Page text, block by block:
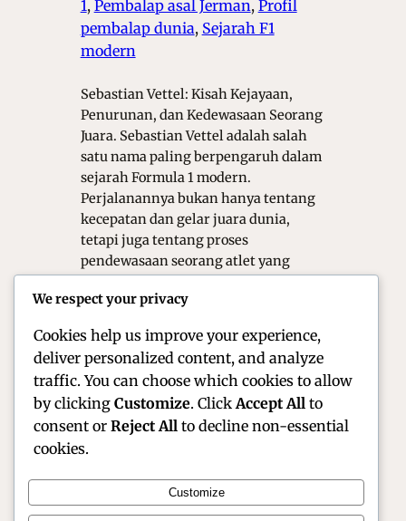
1, Pembalap asal Jerman, Profil
pembalap dunia, Sejarah F1
modern
Sebastian Vettel: Kisah Kejayaan,
Penurunan, dan Kedewasaan Seorang
Juara. Sebastian Vettel adalah salah
satu nama paling berpengaruh dalam
sejarah Formula 1 modern.
Perjalanannya bukan hanya tentang
kecepatan dan gelar juara dunia,
tetapi juga tentang proses
pendewasaan seorang atlet yang
balap. Dari masa kejayaan yang nyaris
We respect your privacy
Cookies help us improve your experience,
deliver personalized content, and analyze
traffic. You can choose which cookies to allow
by clicking Customize. Click Accept All to
consent or Reject All to decline non-essential
cookies.
Customize